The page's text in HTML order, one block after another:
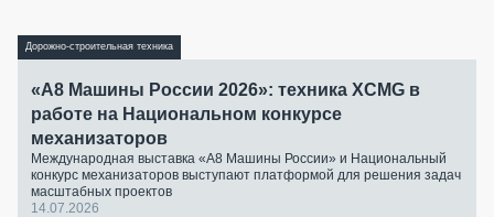
Дорожно-строительная техника
«А8 Машины России 2026»: техника XCMG в
работе на Национальном конкурсе
механизаторов
Международная выставка «А8 Машины России» и Национальный
конкурс механизаторов выступают платформой для решения задач
масштабных проектов
14.07.2026